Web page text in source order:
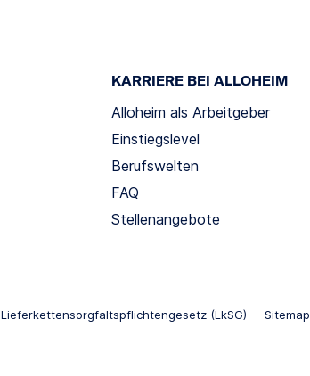
KARRIERE BEI ALLOHEIM
Alloheim als Arbeitgeber
Einstiegslevel
Berufswelten
FAQ
Stellenangebote
Lieferkettensorgfaltspflichtengesetz (LkSG) Sitemap